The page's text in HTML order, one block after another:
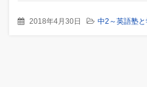
2018年4月30日 中2～英語塾